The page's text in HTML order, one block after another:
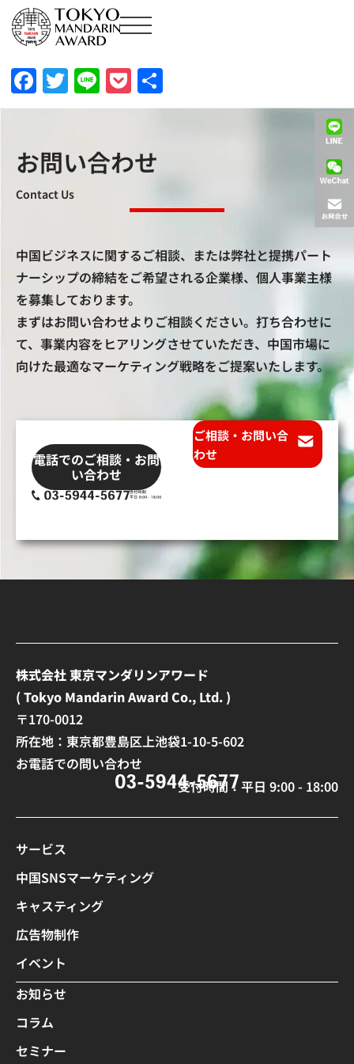
Facebook
Twitter
LinePocket
有
お問い合わせ
Contact Us
中国ビジネスに関するご相談、または弊社と提携パート
ナーシップの締結をご希望される企業様、個人事業主様
を募集しております。
まずはお問い合わせよりご相談ください。打ち合わせに
て、事業内容をヒアリングさせていただき、中国市場に
向けた最適なマーケティング戦略をご提案いたします。
電話でのご相談・お問
い合わせ
ご相談・お問い合
わせ
株式会社 東京マンダリンアワード
( Tokyo Mandarin Award Co., Ltd. )
〒170-0012
所在地：東京都豊島区上池袋1-10-5-602
お電話での問い合わせ
受付時間：平日 9:00 - 18:00
サービス
中国SNSマーケティング
キャスティング
広告物制作
イベント
お知らせ
コラム
セミナー